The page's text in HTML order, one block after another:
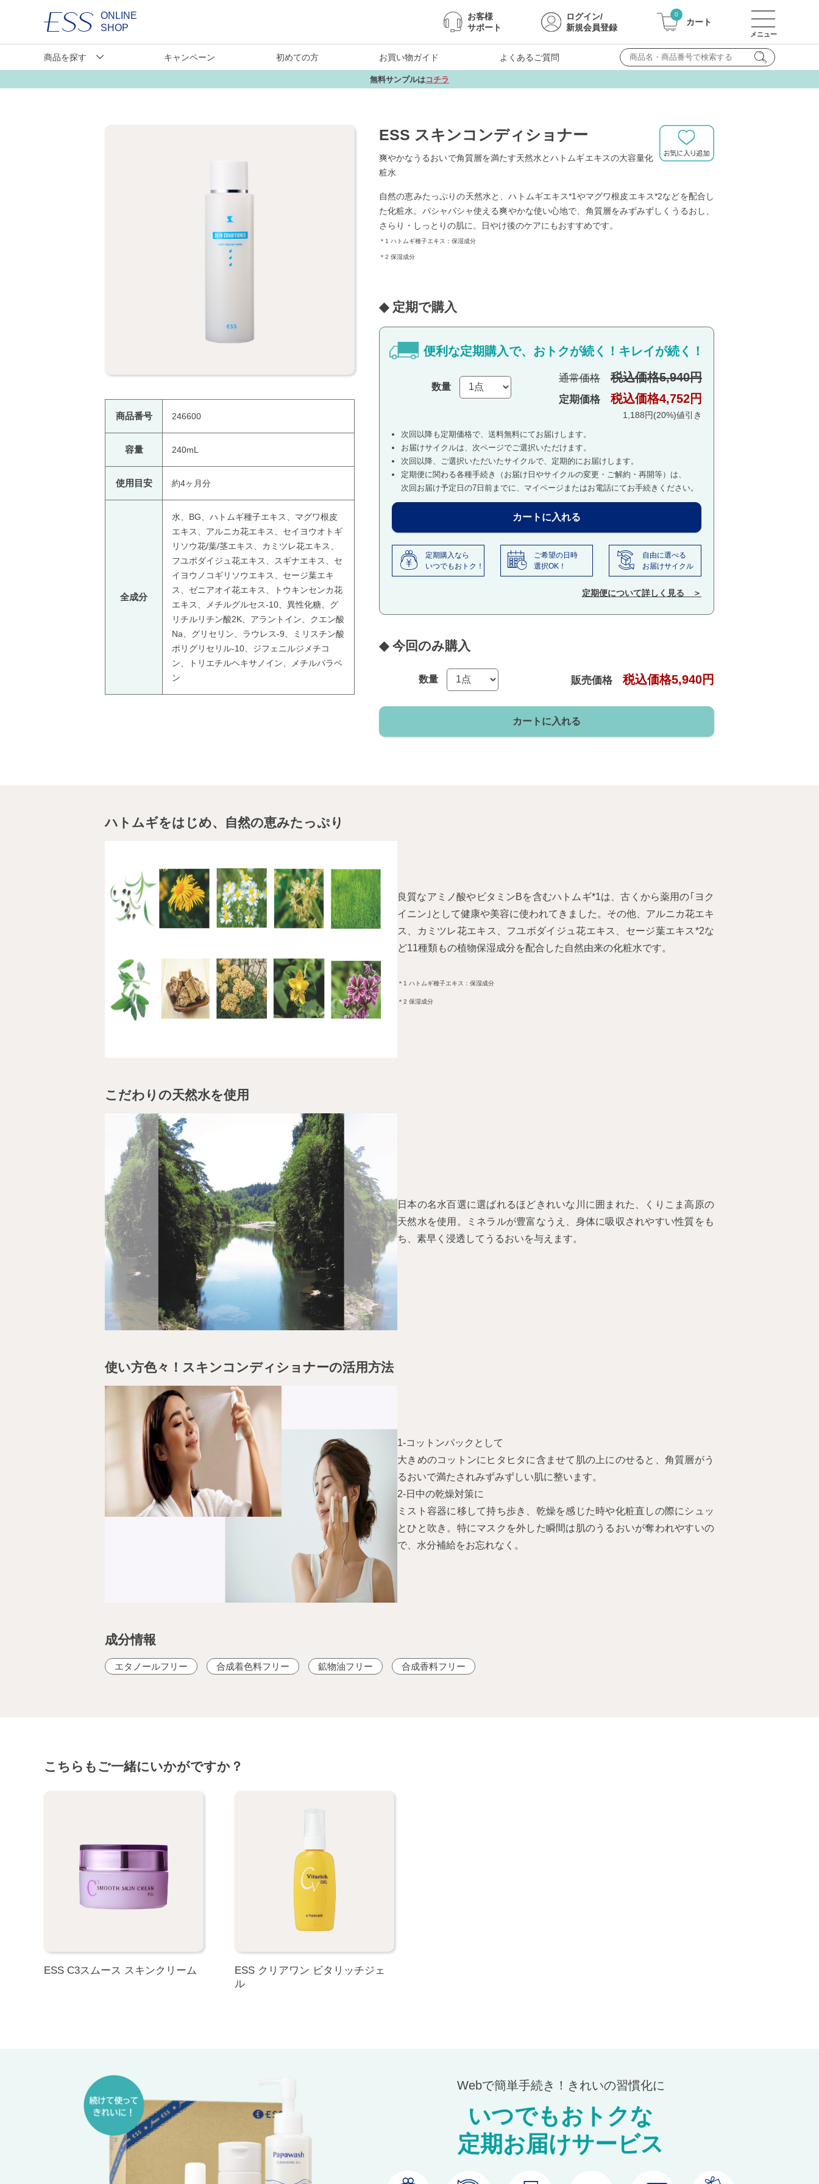
ONLINE
SHOP
お客様
サポート
ログイン/
新規会員登録
カート
0
商品を探す キャンペーン 初めての方 お買い物ガイド よくあるご質問
無料サンプルはコチラ
商品番号 246600
容量 240mL
使用目安 約4ヶ月分
全成分
水、BG、ハトムギ種子エキス、マグワ根皮
エキス、アルニカ花エキス、セイヨウオトギ
リソウ花/葉/茎エキス、カミツレ花エキス、
フユボダイジュ花エキス、スギナエキス、セ
イヨウノコギリソウエキス、セージ葉エキ
ス、ゼニアオイ花エキス、トウキンセンカ花
エキス、メチルグルセス-10、異性化糖、グ
リチルリチン酸2K、アラントイン、クエン酸
Na、グリセリン、ラウレス-9、ミリスチン酸
ポリグリセリル-10、ジフェニルジメチコ
ン、トリエチルヘキサノイン、メチルパラベ
ン
ESS スキンコンディショナー
爽やかなうるおいで角質層を満たす天然水とハトムギエキスの大容量化
粧水
自然の恵みたっぷりの天然水と、ハトムギエキス*1やマグワ根皮エキス*2などを配合し
た化粧水。パシャパシャ使える爽やかな使い心地で、角質層をみずみずしくうるおし、
さらり・しっとりの肌に。日やけ後のケアにもおすすめです。
＊1 ハトムギ種子エキス：保湿成分
＊2 保湿成分
通常価格 税込価格5,940円
定期価格 税込価格4,752円
1,188円(20%)値引き
便利な定期購入で、 おトクが続く！キレイが続く！
次回以降も定期価格で、送料無料にてお届けします。
お届けサイクルは、次ページでご選択いただけます。
次回以降、ご選択いただいたサイクルで、定期的にお届けします。
定期便に関わる各種手続き（お届け日やサイクルの変更・ご解約・再開等）は、
次回お届け予定日の7日前までに、マイページまたはお電話にてお手続きください。
数量
カートに入れる
定期購入なら
いつでもおトク！
ご希望の日時
選択OK！
自由に選べる
お届けサイクル
定期便について詳しく見る ＞
販売価格 税込価格5,940円
数量
カートに入れる
ハトムギをはじめ、自然の恵みたっぷり
良質なアミノ酸やビタミンBを含むハトムギ*1は、古くから薬用の｢ヨク
イニン｣として健康や美容に使われてきました。その他、アルニカ花エキ
ス、カミツレ花エキス、フユボダイジュ花エキス、セージ葉エキス*2な
ど11種類もの植物保湿成分を配合した自然由来の化粧水です。
＊1 ハトムギ種子エキス：保湿成分
＊2 保湿成分
こだわりの天然水を使用
日本の名水百選に選ばれるほどきれいな川に囲まれた、くりこま高原の
天然水を使用。ミネラルが豊富なうえ、身体に吸収されやすい性質をも
ち、素早く浸透してうるおいを与えます。
使い方色々！スキンコンディショナーの活用方法
1-コットンパックとして
大きめのコットンにヒタヒタに含ませて肌の上にのせると、角質層がう
るおいで満たされみずみずしい肌に整います。
2-日中の乾燥対策に
ミスト容器に移して持ち歩き、乾燥を感じた時や化粧直しの際にシュッ
とひと吹き。特にマスクを外した瞬間は肌のうるおいが奪われやすいの
で、水分補給をお忘れなく。
エタノールフリー 合成着色料フリー 鉱物油フリー 合成香料フリー
こちらもご一緒にいかがですか？
ESS C3スムース スキンクリーム
ESS クリアワン ビタリッチジェ
ル
Webで簡単手続き！きれいの習慣化に
いつでもおトクな
定期お届けサービス